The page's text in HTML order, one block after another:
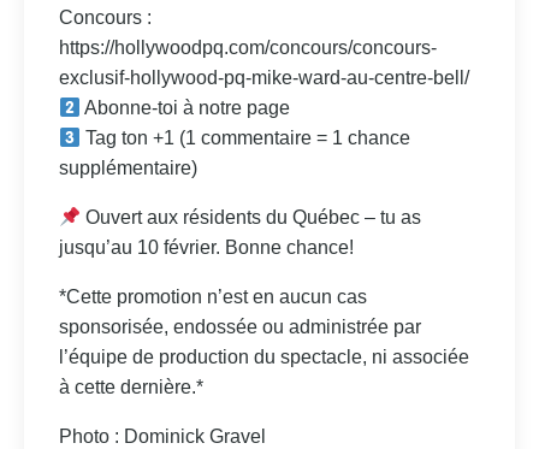
Concours :
https://hollywoodpq.com/concours/concours-
exclusif-hollywood-pq-mike-ward-au-centre-bell/
Abonne-toi à notre page
Tag ton +1 (1 commentaire = 1 chance
supplémentaire)
Ouvert aux résidents du Québec – tu as
jusqu’au 10 février. Bonne chance!
*Cette promotion n’est en aucun cas
sponsorisée, endossée ou administrée par
l’équipe de production du spectacle, ni associée
à cette dernière.*
Photo : Dominick Gravel